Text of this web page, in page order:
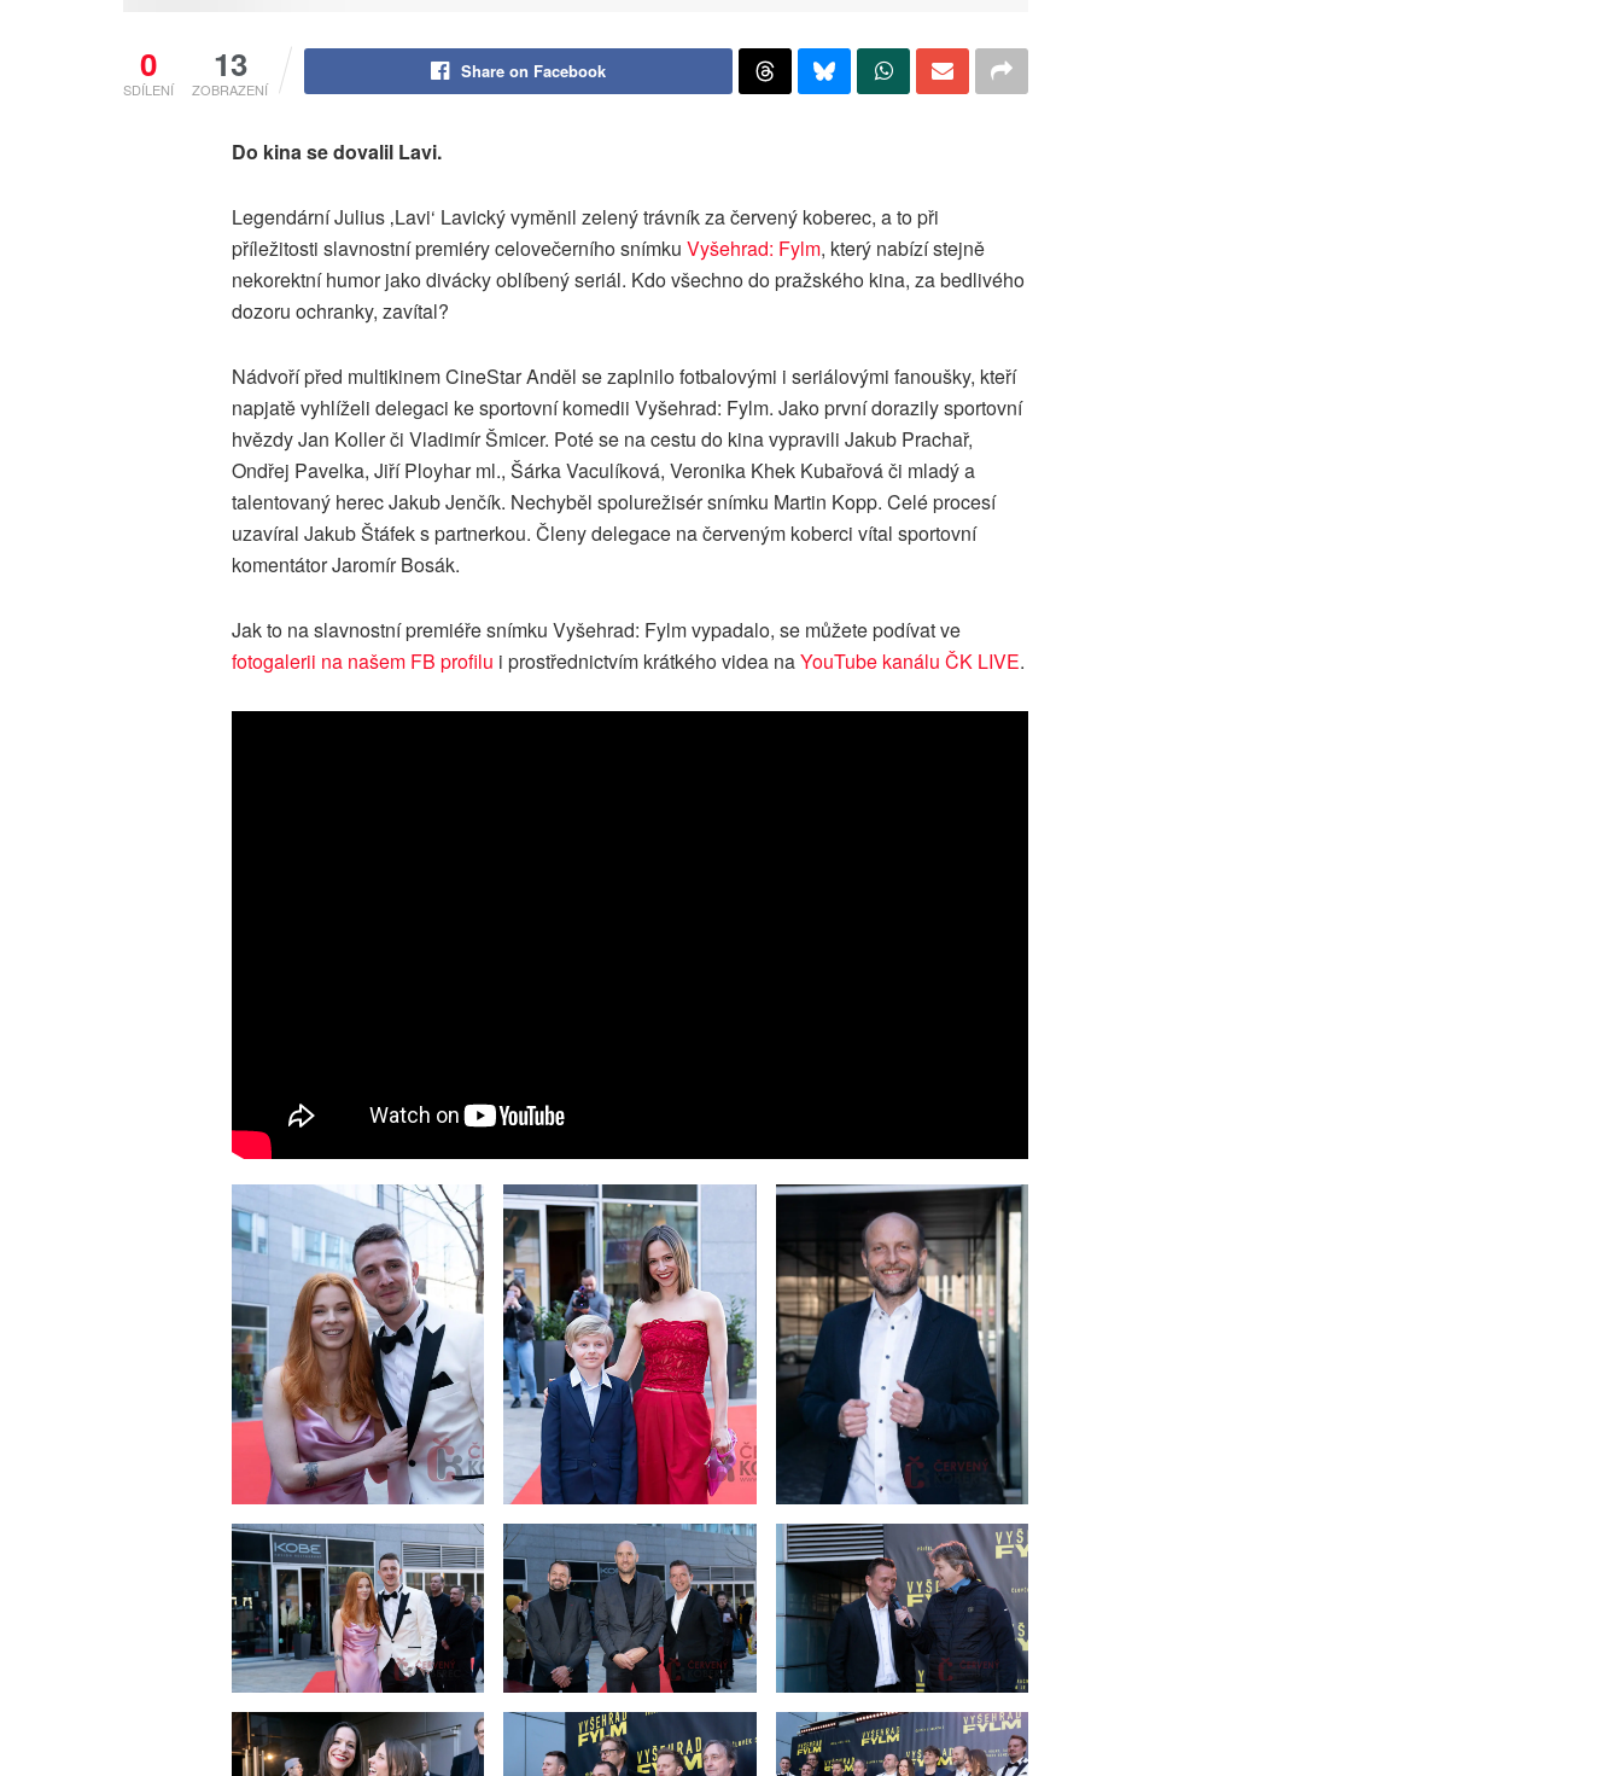
0
SDÍLENÍ
13
ZOBRAZENÍ
Share on Facebook
Do kina se dovalil Lavi.
Legendární Julius ‚Lavi‘ Lavický vyměnil zelený trávník za červený koberec, a to při
příležitosti slavnostní premiéry celovečerního snímku Vyšehrad: Fylm, který nabízí stejně
nekorektní humor jako divácky oblíbený seriál. Kdo všechno do pražského kina, za bedlivého
dozoru ochranky, zavítal?
Nádvoří před multikinem CineStar Anděl se zaplnilo fotbalovými i seriálovými fanoušky, kteří
napjatě vyhlíželi delegaci ke sportovní komedii Vyšehrad: Fylm. Jako první dorazily sportovní
hvězdy Jan Koller či Vladimír Šmicer. Poté se na cestu do kina vypravili Jakub Prachař,
Ondřej Pavelka, Jiří Ployhar ml., Šárka Vaculíková, Veronika Khek Kubařová či mladý a
talentovaný herec Jakub Jenčík. Nechyběl spolurežisér snímku Martin Kopp. Celé procesí
uzavíral Jakub Štáfek s partnerkou. Členy delegace na červeným koberci vítal sportovní
komentátor Jaromír Bosák.
Jak to na slavnostní premiéře snímku Vyšehrad: Fylm vypadalo, se můžete podívat ve
fotogalerii na našem FB profilu i prostřednictvím krátkého videa naYouTube kanálu ČK LIVE.